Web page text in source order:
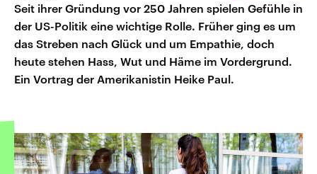
Seit ihrer Gründung vor 250 Jahren spielen Gefühle in
der US-Politik eine wichtige Rolle. Früher ging es um
das Streben nach Glück und um Empathie, doch
heute stehen Hass, Wut und Häme im Vordergrund.
Ein Vortrag der Amerikanistin Heike Paul.